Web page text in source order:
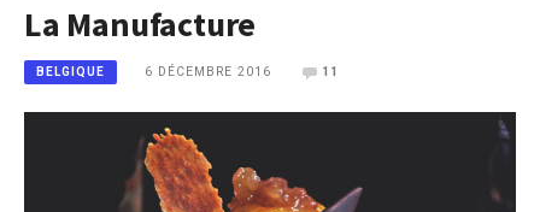
La Manufacture
BELGIQUE 6 DÉCEMBRE 2016 11